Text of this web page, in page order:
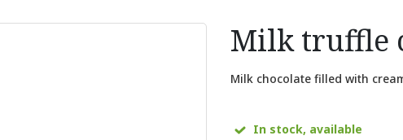
Milk truffle
Milk chocolate filled with
In stock, available